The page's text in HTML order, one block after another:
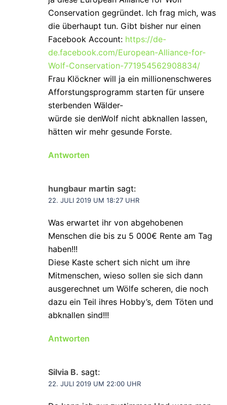
Conservation gegründet. Ich frag mich, was
die überhaupt tun. Gibt bisher nur einen
Facebook Account: https://de-
de.facebook.com/European-Alliance-for-
Wolf-Conservation-771954562908834/
Frau Klöckner will ja ein millionenschweres
Afforstungsprogramm starten für unsere
sterbenden Wälder-
würde sie denWolf nicht abknallen lassen,
hätten wir mehr gesunde Forste.
Antworten
hungbaur martin sagt:
22. JULI 2019 UM 18:27 UHR
Was erwartet ihr von abgehobenen
Menschen die bis zu 5 000€ Rente am Tag
haben!!!
Diese Kaste schert sich nicht um ihre
Mitmenschen, wieso sollen sie sich dann
ausgerechnet um Wölfe scheren, die noch
dazu ein Teil ihres Hobby’s, dem Töten und
abknallen sind!!!
Antworten
Silvia B. sagt:
22. JULI 2019 UM 22:00 UHR